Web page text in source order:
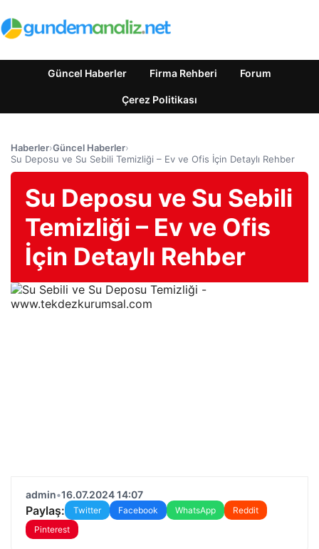
Güncel Haberler Firma Rehberi Forum
Çerez Politikası
Haberler›Güncel Haberler›
Su Deposu ve Su Sebili Temizliği – Ev ve Ofis İçin Detaylı Rehber
Su Deposu ve Su Sebili
Temizliği – Ev ve Ofis
İçin Detaylı Rehber
admin•16.07.2024 14:07
Paylaş: Twitter Facebook WhatsApp
Reddit
Pinterest